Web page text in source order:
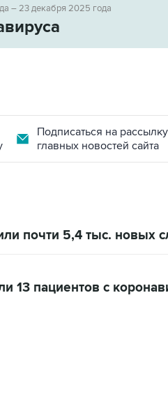
– 23 декабря 2025 года
Подписаться на рассылку
главных новостей сайта
почти 5,4 тыс. новых
13 пациентов с